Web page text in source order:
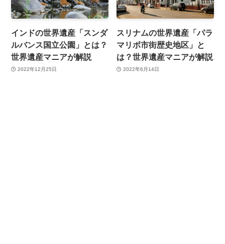
インドの世界遺産「スンダ
ルバンス国立公園」とは？
世界遺産マニアが解説
2022年12月25日
スリナムの世界遺産「パラ
マリボ市街歴史地区」と
は？世界遺産マニアが解説
2022年6月14日